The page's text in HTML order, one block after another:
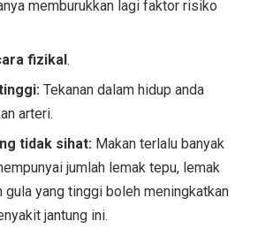
memburukkan lagi faktor risiko
fizikal .
Tekanan dalam hidup anda
arteri.
tidak sihat: Makan terlalu banyak
jumlah lemak tepu, lemak
gula yang tinggi boleh meningkatkan
jantung ini.